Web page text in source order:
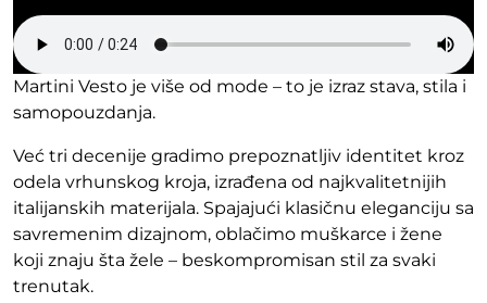
Martini Vesto je više od mode – to je izraz stava, stila i
samopouzdanja.
Već tri decenije gradimo prepoznatljiv identitet kroz
odela vrhunskog kroja, izrađena od najkvalitetnijih
italijanskih materijala. Spajajući klasičnu eleganciju sa
savremenim dizajnom, oblačimo muškarce i žene
koji znaju šta žele – beskompromisan stil za svaki
trenutak.